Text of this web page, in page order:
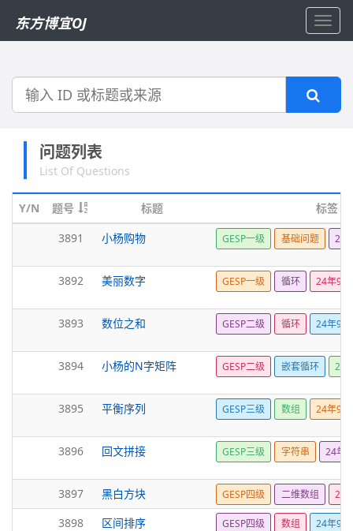
东方博宜OJ
搜
问题列表
List Of Questions
Y/N 题号 标题
标签
3891
小杨购物 GESP一级 基础问题 24
3892 美丽数字 GESP一级 循环 24年9月
3893 数位之和 GESP二级 循环 24年9月
3894 小杨的N字矩阵 GESP二级 嵌套循环 24
3895 平衡序列 GESP三级 数组 24年9月
3896 回文拼接 GESP三级 字符串 24年
3897 黑白方块 GESP四级 二维数组 24
3898 区间排序 GESP四级 数组 24年9月